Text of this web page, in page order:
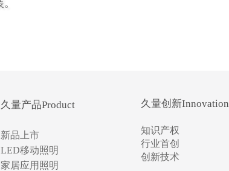
久量产品Product
新品上市
LED移动照明
家居应用照明
久量创新Innovation
知识产权
行业首创
创新技术